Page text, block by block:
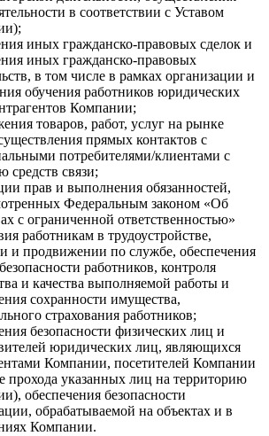
в соответствии с Уставом
иных гражданско-правовых сделок и
иных гражданско-правовых
в том числе в рамках организации и
обучения работников юридических
Компании;
товаров, работ, услуг на рынке
прямых контактов с
потребителями/клиентами с
средств связи;
прав и выполнения обязанностей,
Федеральным законом «Об
с ограниченной ответственностью»
работникам в трудоустройстве,
и продвижении по службе, обеспечения
работников, контроля
и качества выполняемой работы и
сохранности имущества,
страхования работников;
безопасности физических лиц и
юридических лиц, являющихся
Компании, посетителей Компании
прохода указанных лиц на территорию
обеспечения безопасности
обрабатываемой на объектах и в
Компании.